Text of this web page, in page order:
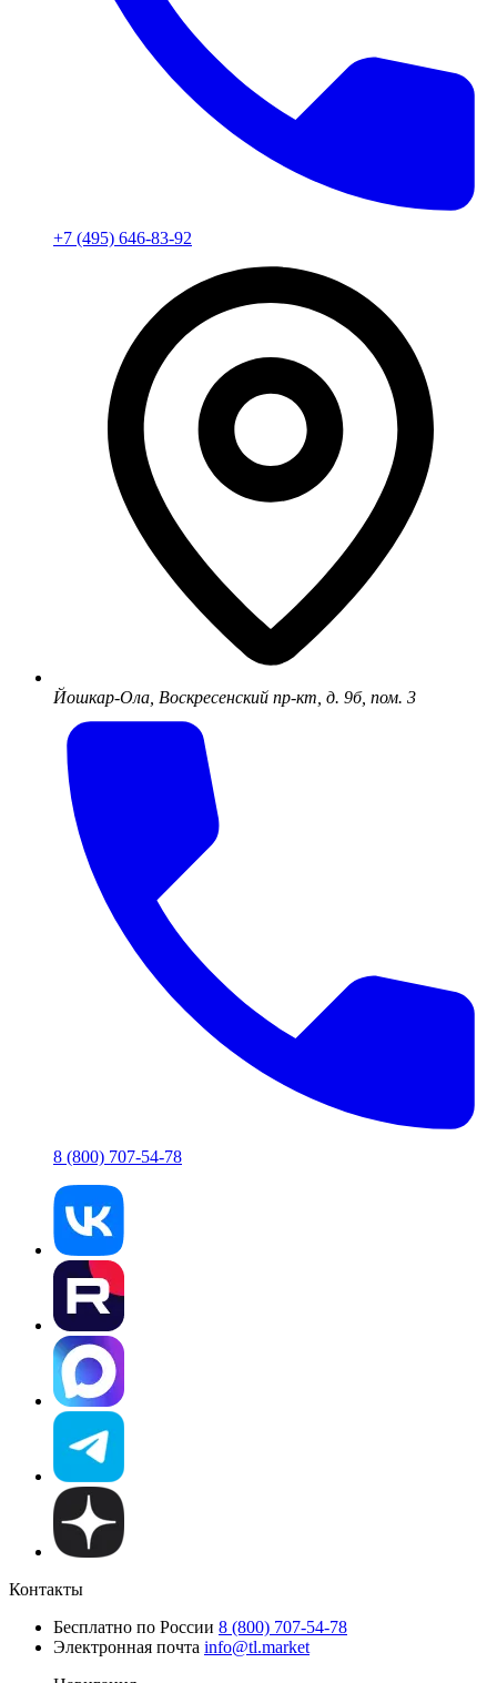
+7 (495) 646-83-92
Йошкар-Ола, Воскресенский пр-кт, д. 9б, пом. 3
8 (800) 707-54-78
Контакты
Бесплатно по России 8 (800) 707-54-78
Электронная почта info@tl.market